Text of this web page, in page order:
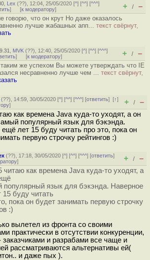
Lex (??), 12:04, 25/05/2020 [^] [^^] [^^^]
] [к модератору] + / –
говорю, что он крут Но даже оказалось
лучше жабашных апп... текст свёрнут,
9.31 MVK (??), 12:40, 25/05/2020 [^] [^^] [^^^]
] [к модератору] + / –
же успехом Вы можете утверждать что IE
несравненно лучше чем ... текст свёрнут,
(??), 14:59, 30/05/2020 [^] [^^] [^^^] [ответить][↑]
] + / –
как времена Java куда-то уходят, а он
популярный язык для бэкэнда.
лет 15 буду читать про это, пока он
первую строчку рейтингов :)
(??), 17:18, 30/05/2020 [^] [^^] [^^^] [ответить]
] + / –
читаю как времена Java куда-то уходят, а
популярный язык для бэкэнда. Наверное
буду читать
пока он будет занимать первую строчку
:)
вылетел из фронта со своими
практически в отсутствии конкуренции,
заказчиками и разрабами все чаще и
рассматриваются альтернативы ей(
и даже пых ).